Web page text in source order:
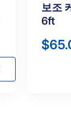
보조
6ft
$